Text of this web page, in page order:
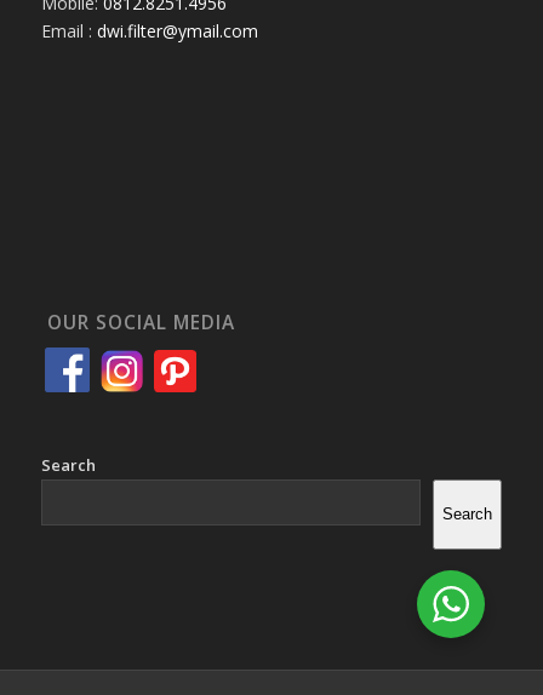
Email : dwi.filter@ymail.com
OUR SOCIAL MEDIA
Search
Search